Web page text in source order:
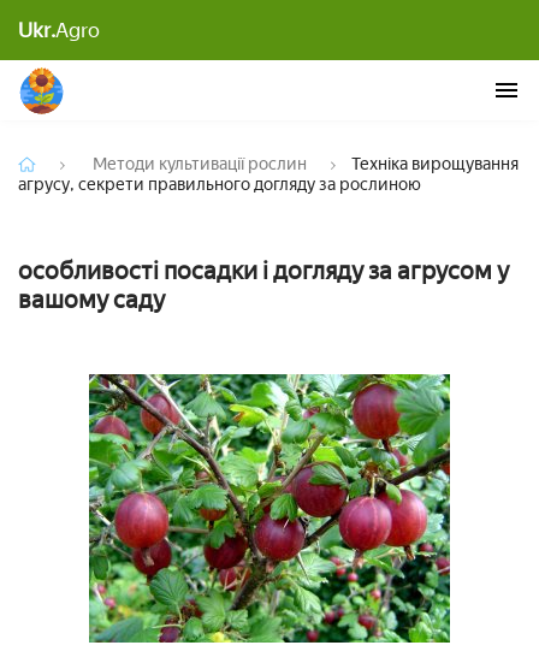
Ukr.Agroправильного догляду за рослиною
Методи культивації рослин
Техніка вирощування
агрусу, секрети правильного догляду за рослиною
особливості посадки і догляду за агрусом у
вашому саду